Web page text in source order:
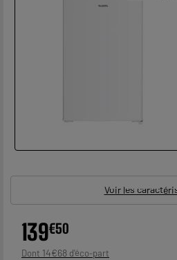
Voir les
139€50
Dont 14€68